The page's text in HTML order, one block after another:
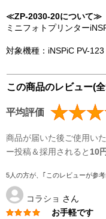
≪ZP-2030-20について≫
ミニフォトプリンター
対象機種：iNSPiC PV-
この商品のレビュー(
平均評価
商品が届いた後ご使用いた
ー投稿＆採用されると 10
5人の方が、｢このレビューが参
コラショ さん
お手軽です